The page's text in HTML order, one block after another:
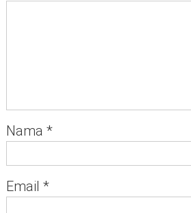
Nama *
Email *